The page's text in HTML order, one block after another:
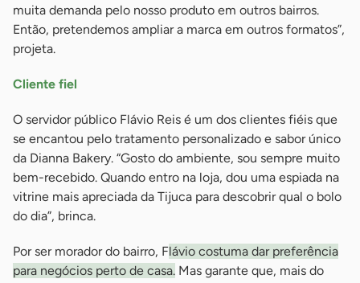
muita demanda pelo nosso produto em outros bairros.
Então, pretendemos ampliar a marca em outros formatos”,
projeta.
Cliente fiel
O servidor público Flávio Reis é um dos clientes fiéis que
se encantou pelo tratamento personalizado e sabor único
da Dianna Bakery. “Gosto do ambiente, sou sempre muito
bem-recebido. Quando entro na loja, dou uma espiada na
vitrine mais apreciada da Tijuca para descobrir qual o bolo
do dia”, brinca.
Por ser morador do bairro, Flávio costuma dar preferência
para negócios perto de casa. Mas garante que, mais do